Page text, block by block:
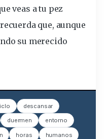
veas a tu pez
que, aunque
su merecido
descansar
duermen entorno
horas humanos